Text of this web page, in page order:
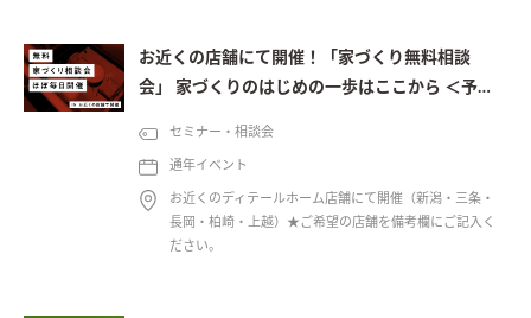
お近くの店舗にて開催！「家づくり無料相談
会」 家づくりのはじめの一歩はここから ＜予約
セミナー・相談会
通年イベント
お近くのディテールホーム店舗にて開催（新潟・三条・
長岡・柏崎・上越）★ご希望の店舗を備考欄にご記入く
ださい。